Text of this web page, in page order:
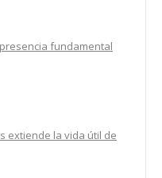
fundamental
extiende la vida útil de